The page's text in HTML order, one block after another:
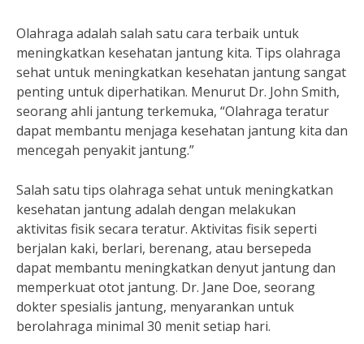
Olahraga adalah salah satu cara terbaik untuk
meningkatkan kesehatan jantung kita. Tips olahraga
sehat untuk meningkatkan kesehatan jantung sangat
penting untuk diperhatikan. Menurut Dr. John Smith,
seorang ahli jantung terkemuka, “Olahraga teratur
dapat membantu menjaga kesehatan jantung kita dan
mencegah penyakit jantung.”
Salah satu tips olahraga sehat untuk meningkatkan
kesehatan jantung adalah dengan melakukan
aktivitas fisik secara teratur. Aktivitas fisik seperti
berjalan kaki, berlari, berenang, atau bersepeda
dapat membantu meningkatkan denyut jantung dan
memperkuat otot jantung. Dr. Jane Doe, seorang
dokter spesialis jantung, menyarankan untuk
berolahraga minimal 30 menit setiap hari.